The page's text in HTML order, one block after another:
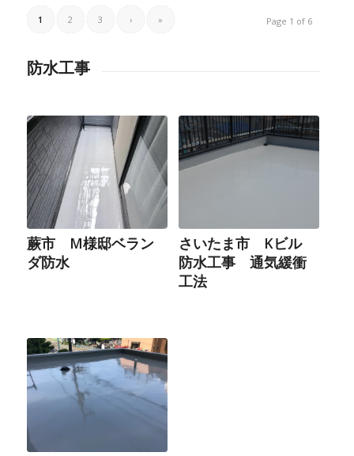
Page 1 of 6
1 2 3 › »
防水工事
蕨市 M様邸ベラン
ダ防水
さいたま市 Kビル
防水工事 通気緩衝
工法